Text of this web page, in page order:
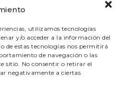
utilizamos tecnologías
y/o acceder a la información del
de estas tecnologías nos permitirá
de navegación o las
sitio. No consentir o retirar el
negativamente a ciertas